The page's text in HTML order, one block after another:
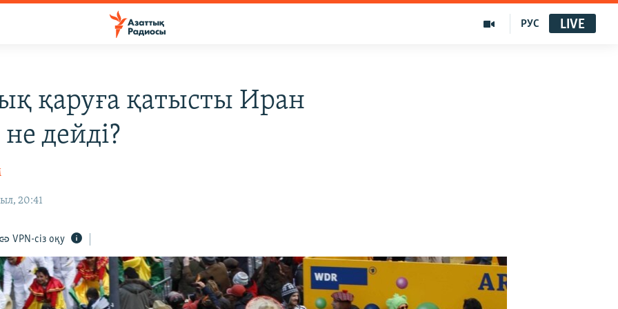
РУС LIVE
қаруға қатысты Иран
дейді?
20:41
VPN-сіз оқу